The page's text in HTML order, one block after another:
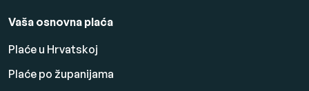
Vaša osnovna plaća
Plaće u Hrvatskoj
Plaće po županijama